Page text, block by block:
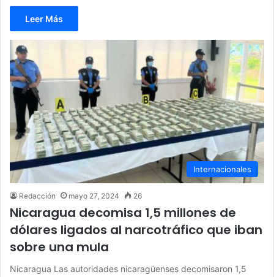
Leer Más
Internacionales
Redacción mayo 27, 2024 26
Nicaragua decomisa 1,5 millones de
dólares ligados al narcotráfico que iban
sobre una mula
Nicaragua Las autoridades nicaragüenses decomisaron 1,5